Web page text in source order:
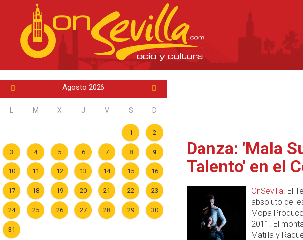
Agosto 2026
M X J V S D
1 2
3 4 5 6 7 8 9
10 11 12 13 14 15 16
17 18 19 20 21 22 23
24 25 26 27 28 29 30
31
Danza: 'Mala
Talento' en el
OnSevilla. El
absoluto del
Mopa
2011. El
Matilla y